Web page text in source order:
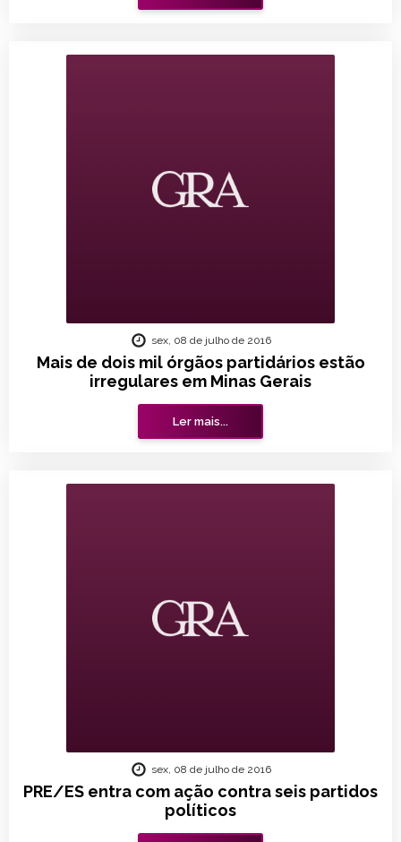
Mais de dois mil órgãos partidários estão
irregulares em Minas Gerais
sex, 08 de julho de 2016
Ler mais...
PRE/ES entra com ação contra seis partidos
políticos
sex, 08 de julho de 2016